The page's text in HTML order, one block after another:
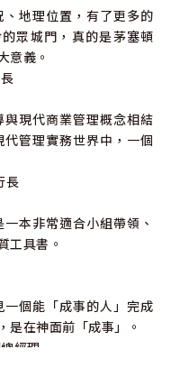
地理位置，有了更多的
眾城門，真的是茅塞頓
意義。
現代商業管理概念相結
管理實務世界中，一個
長
本非常適合小組帶領、
工具書。
個能「成事的人」完成
是在神面前「成事」。
經理